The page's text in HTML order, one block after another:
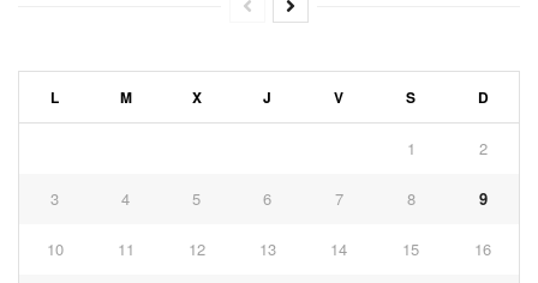
L M X J V S D
1 2
3 4 5 6 7 8 9
10 11 12 13 14 15 16